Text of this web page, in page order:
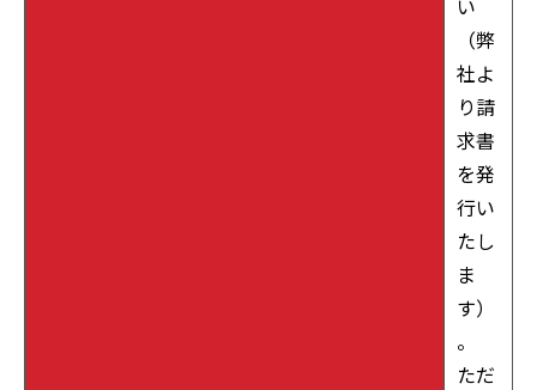
い
（弊
社よ
り請
求書
を発
行い
たし
ま
す）
。
ただ